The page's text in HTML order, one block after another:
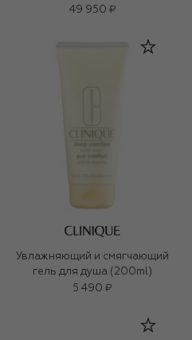
49 950 ₽
Увлажняющий и смягчающий
гель для душа (200ml)
5 490 ₽